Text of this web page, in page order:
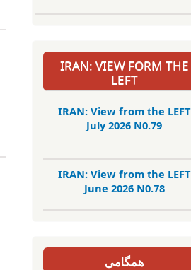
IRAN: VIEW FORM THE
LEFT
IRAN: View from the LEFT
July 2026 N0.79
IRAN: View from the LEFT
June 2026 N0.78
همگامی